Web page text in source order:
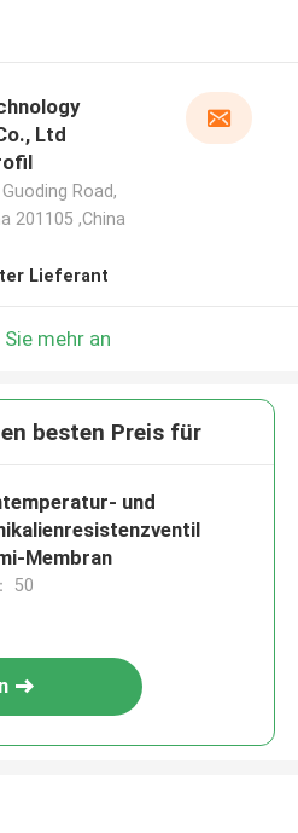
Ltd
Guoding Road,
201105 ,China
Lieferant
Sie mehr an
besten Preis für
und
Membran
50